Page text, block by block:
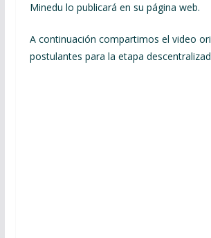
Minedu lo publicará en su página web.
A continuación compartimos el video
postulantes para la etapa